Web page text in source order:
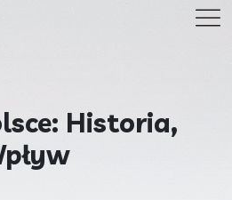
Historia,